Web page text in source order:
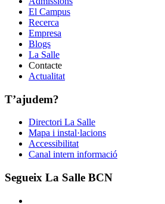
El Campus
Recerca
Empresa
Blogs
La Salle
Contacte
Actualitat
T’ajudem?
Directori La Salle
Mapa i instal·lacions
Accessibilitat
Canal intern informació
Segueix La Salle BCN